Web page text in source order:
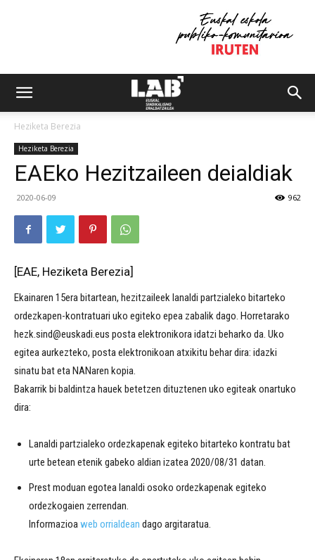
Heziketa Berezia
Heziketa Berezia
EAEko Hezitzaileen deialdiak
2020-06-09 962
[EAE, Heziketa Berezia]
Ekainaren 15era bitartean, hezitzaileek lanaldi partzialeko bitarteko
ordezkapen-kontratuari uko egiteko epea zabalik dago. Horretarako
hezk.sind@euskadi.eus posta elektronikora idatzi beharko da. Uko
egitea aurkezteko, posta elektronikoan atxikitu behar dira: idazki
sinatu bat eta NANaren kopia.
Bakarrik bi baldintza hauek betetzen dituztenen uko egiteak onartuko
dira:
Lanaldi partzialeko ordezkapenak egiteko bitarteko kontratu bat
urte betean etenik gabeko aldian izatea 2020/08/31 datan.
Prest moduan egotea lanaldi osoko ordezkapenak egiteko
ordezkogaien zerrendan.
Informazioaweb orrialdean dago argitaratua.